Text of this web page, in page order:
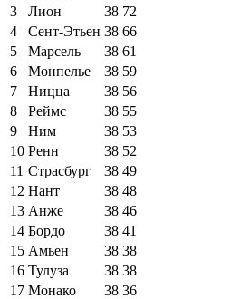
3
Лион 38 72
4
Сент-Этьен 38 66
5
Марсель 38 61
6
Монпелье 38 59
7
Ницца 38 56
8
Реймс 38 55
9
Ним 38 53
10 Ренн 38 52
11 Страсбург 38 49
12 Нант 38 48
13 Анже 38 46
14 Бордо 38 41
15 Амьен 38 38
16 Тулуза 38 38
17 Монако 38 36